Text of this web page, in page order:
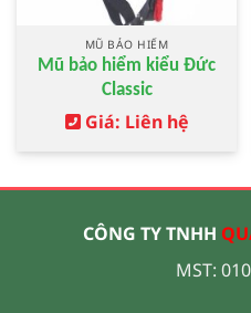
MŨ BẢO HIỂM
Mũ bảo hiểm kiểu Đức
Classic
Giá: Liên hệ
CÔNG TY TNHH
MST: